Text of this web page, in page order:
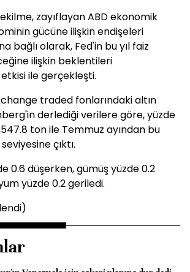
zayıflayan ABD ekonomik
gücüne ilişkin endişeleri
bağlı olarak, Fed'in bu yıl faiz
ilişkin beklentileri
etkisi ile gerçekleşti.
traded fonlarındaki altın
derlediği verilere göre, yüzde
ton ile Temmuz ayından bu
çıktı.
0.6 düşerken, gümüş yüzde 0.2
yüzde 0.2 geriledi.